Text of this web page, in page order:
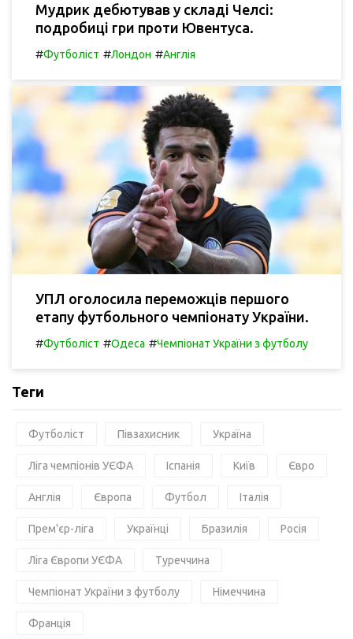
Мудрик дебютував у складі Челсі:
подробиці гри проти Ювентуса.
#Футболіст #Лондон #Англія
УПЛ оголосила переможців першого
етапу футбольного чемпіонату України.
#Футболіст #Одеса #Чемпіонат України з футболу
Теги
Футболіст Півзахисник Україна
Ліга чемпіонів УЄФА Іспанія Київ Євро
Англія Європа Футбол Італія
Прем'єр-ліга Українці Бразилія Росія
Ліга Європи УЄФА Туреччина
Чемпіонат України з футболу Німеччина
Франція